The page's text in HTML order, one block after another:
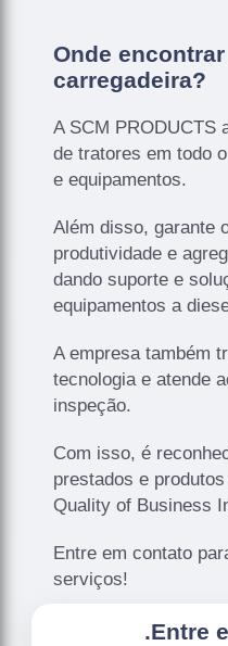
Onde
carregadeira?
A SCM PRODUCTS
de tratores em todo
e equipamentos.
Além disso, garante
produtividade e
dando suporte e
equipamentos a
A empresa também
tecnologia e atende
inspeção.
Com isso, é
prestados e
Quality of Business
Entre em contato
serviços!
.Entre